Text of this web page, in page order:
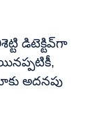
డిటెక్టివ్‌గా
అదనపు